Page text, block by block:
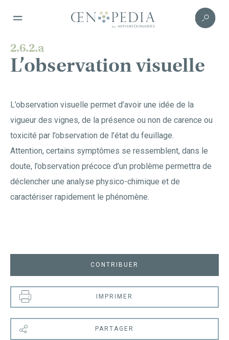
2.6.2.a
L’observation visuelle
L’observation visuelle permet d’avoir une idée de la
vigueur des vignes, de la présence ou non de carence ou
toxicité par l’observation de l’état du feuillage.
Attention, certains symptômes se ressemblent, dans le
doute, l’observation précoce d’un problème permettra de
déclencher une analyse physico-chimique et de
caractériser rapidement le phénomène.
CONTRIBUER
IMPRIMER
PARTAGER